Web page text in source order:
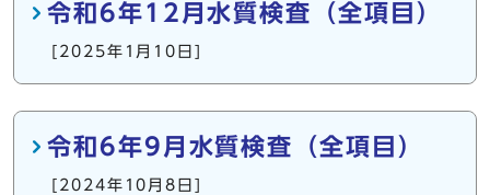
令和6年12月水質検査（全項目）
[2025年1月10日]
令和6年9月水質検査（全項目）
[2024年10月8日]